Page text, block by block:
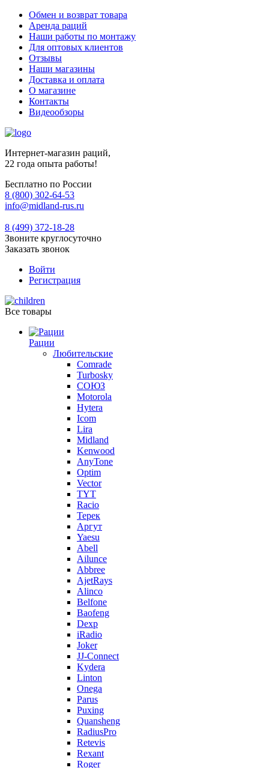
Обмен и возврат товара
Аренда раций
Наши работы по монтажу
Для оптовых клиентов
Отзывы
Наши магазины
Доставка и оплата
О магазине
Контакты
Видеообзоры
Интернет-магазин раций,
22 года опыта работы!
Бесплатно по России
8 (800) 302-64-53
info@midland-rus.ru
8 (499) 372-18-28
Звоните круглосуточно
Заказать звонок
Войти
Регистрация
Все товары
Рации
Любительские
Comrade
Turbosky
СОЮЗ
Motorola
Hytera
Icom
Lira
Midland
Kenwood
AnyTone
Optim
Vector
TYT
Racio
Терек
Аргут
Yaesu
Abell
Ailunce
Abbree
AjetRays
Alinco
Belfone
Baofeng
Dexp
iRadio
Joker
JJ-Connect
Kydera
Linton
Onega
Parus
Puxing
Quansheng
RadiusPro
Retevis
Rexant
Roger